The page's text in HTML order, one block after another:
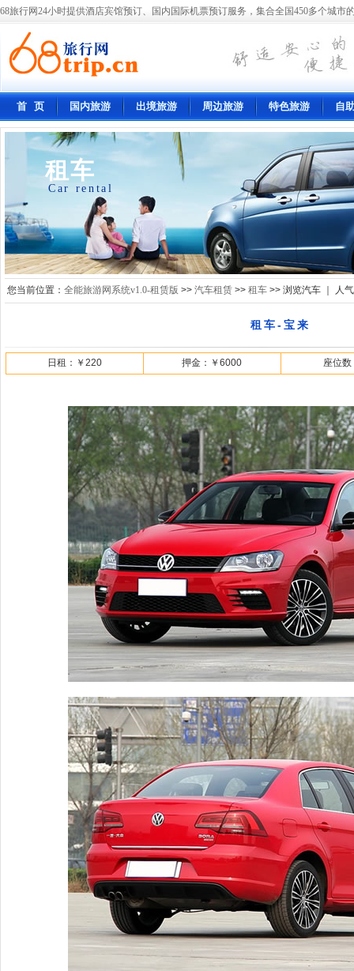
68旅行网24小时提供酒店宾馆预订、国内国际机票预订服务，集合全国450多个城市
首 页 国内旅游 出境旅游 周边旅游 特色旅游 自
租车
Car rental
您当前位置： 全能旅游网系统v1.0-租赁版 >> 汽车租赁 >> 租车 >> 浏览汽车 ｜ 人
租车-宝来
日租： ￥220 押金： ￥6000 座位数